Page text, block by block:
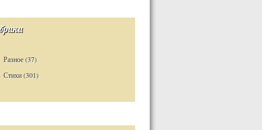
Разное(37)
Стихи(301)